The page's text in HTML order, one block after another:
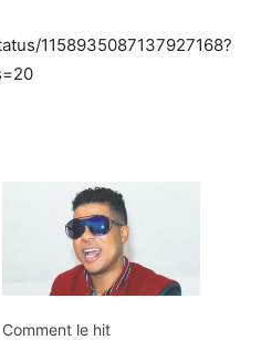
1158935087137927168?
Comment le hit